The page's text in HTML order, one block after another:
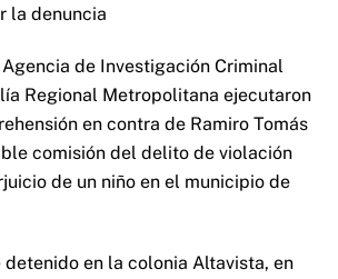
la denuncia
de Investigación Criminal
Regional Metropolitana ejecutaron
en contra de Ramiro Tomás
comisión del delito de violación
de un niño en el municipio de
detenido en la colonia Altavista, en